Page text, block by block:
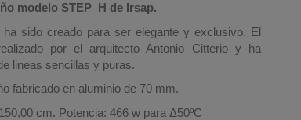
modelo STEP_H de Irsap.
ha sido creado para ser elegante y exclusivo. El
por el arquitecto Antonio Citterio y ha
lineas sencillas y puras.
fabricado en aluminio de 70 mm.
cm. Potencia: 466 w paraΔ50ºC